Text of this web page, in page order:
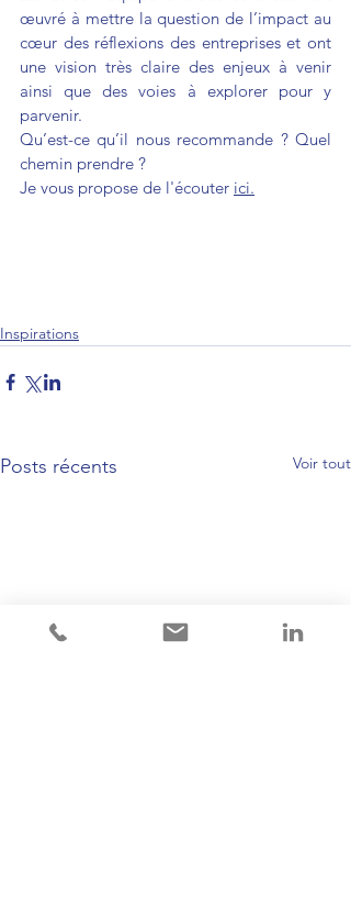
œuvré à mettre la question de l’impact au
cœur des réflexions des entreprises et ont
une vision très claire des enjeux à venir
ainsi que des voies à explorer pour y
parvenir.
Qu’est-ce qu’il nous recommande ? Quel
chemin prendre ?
Je vous propose de l'écouter ici.
Inspirations
Posts récents Voir tout